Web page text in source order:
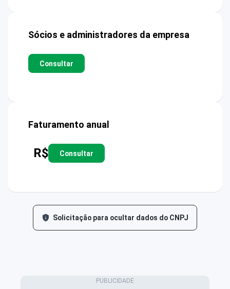
Sócios e administradores da empresa
Consultar
Faturamento anual
R$ Consultar
Solicitação para ocultar dados do CNPJ